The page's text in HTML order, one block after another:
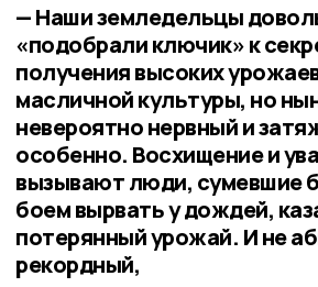
— Наши земледельцы
«подобрали ключик» к
получения высоких
масличной культуры, но
невероятно нервный и
особенно. Восхищение и
вызывают люди, сумевшие
боем вырвать у дождей,
потерянный урожай. И не
рекордный,